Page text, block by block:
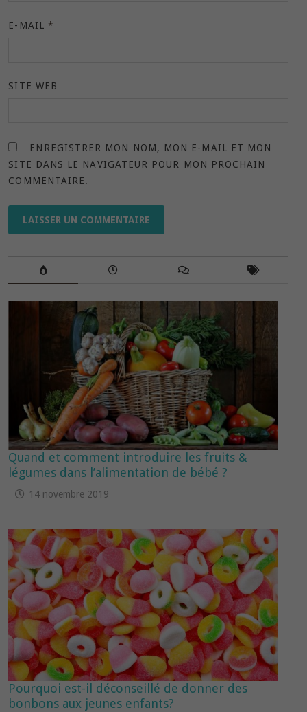
E-MAIL *
SITE WEB
ENREGISTRER MON NOM, MON E-MAIL ET MON
SITE DANS LE NAVIGATEUR POUR MON PROCHAIN
COMMENTAIRE.
Quand et comment introduire les fruits &
légumes dans l’alimentation de bébé ?
14 novembre 2019
Pourquoi est-il déconseillé de donner des
bonbons aux jeunes enfants?